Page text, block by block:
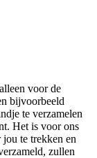
voor de
bijvoorbeeld
te verzamelen
Het is voor ons
te trekken en
zullen